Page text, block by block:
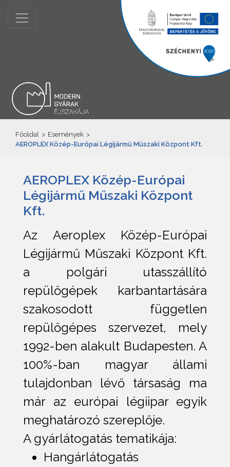
Főoldal > Események >
AEROPLEX Közép-Európai Légijármű Műszaki Központ Kft.
AEROPLEX Közép-Európai
Légijármű Műszaki Központ
Kft.
Az Aeroplex Közép-Európai
Légijármű Műszaki Központ Kft.
a polgári utasszállító
repülőgépek karbantartására
szakosodott független
repülőgépes szervezet, mely
1992-ben alakult Budapesten. A
100%-ban magyar állami
tulajdonban lévő társaság ma
már az európai légiipar egyik
meghatározó szereplője.
A gyárlátogatás tematikája:
Hangárlátogatás